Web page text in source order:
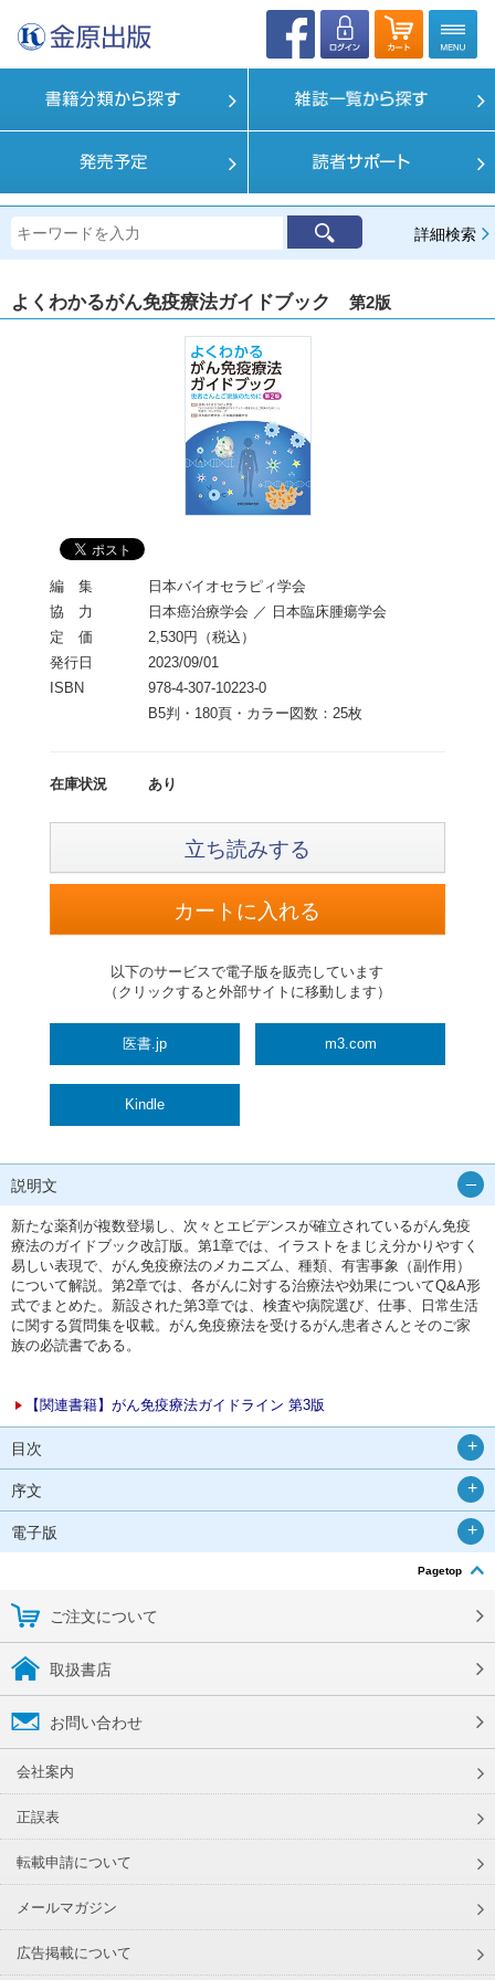
詳細検索
よくわかるがん免疫療法ガイドブック 第2版
編 集
日本バイオセラピィ学会
協 力
日本癌治療学会 ／ 日本臨床腫瘍学会
定 価
2,530円（税込）
発行日
2023/09/01
ISBN
978-4-307-10223-0
B5判・180頁・カラー図数：25枚
在庫状況 あり
立ち読みする
以下のサービスで電子版を販売しています
（クリックすると外部サイトに移動します）
医書.jp m3.com
Kindle
説明文
新たな薬剤が複数登場し、次々とエビデンスが確立されているがん免疫
療法のガイドブック改訂版。第1章では、イラストをまじえ分かりやすく
易しい表現で、がん免疫療法のメカニズム、種類、有害事象（副作用）
について解説。第2章では、各がんに対する治療法や効果についてQ&A形
式でまとめた。新設された第3章では、検査や病院選び、仕事、日常生活
に関する質問集を収載。がん免疫療法を受けるがん患者さんとそのご家
族の必読書である。
【関連書籍】がん免疫療法ガイドライン 第3版
目次
序文
電子版
Pagetop
ご注文について
取扱書店
お問い合わせ
会社案内
正誤表
転載申請について
メールマガジン
広告掲載について